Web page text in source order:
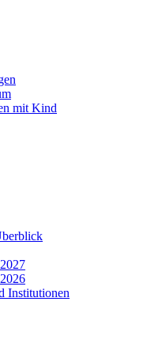
mit Kind
Institutionen